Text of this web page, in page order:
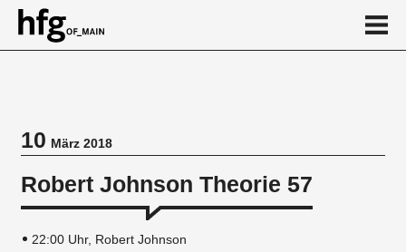
Vortragsreihe
10März 2018
Robert Johnson Theorie 57
22:00 Uhr, Robert Johnson